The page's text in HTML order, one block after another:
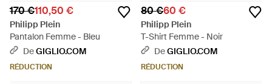
170 €110,50 €
Philipp Plein
Pantalon Femme - Bleu
DeGIGLIO.COM
RÉDUCTION
80 €60 €
Philipp Plein
T-Shirt Femme - Noir
DeGIGLIO.COM
RÉDUCTION